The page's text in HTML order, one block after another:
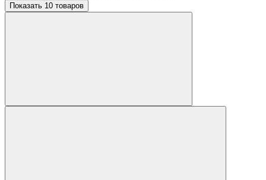
Показать 10 товаров